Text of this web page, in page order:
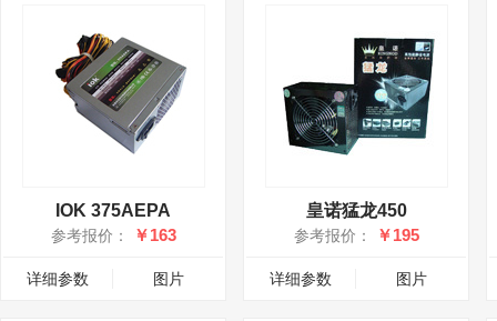
IOK 375AEPA
参考报价： ￥163
详细参数 图片
皇诺猛龙450
参考报价： ￥195
详细参数 图片